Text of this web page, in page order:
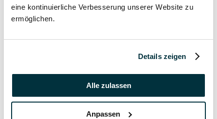
eine kontinuierliche Verbesserung unserer Website zu
ermöglichen.
Details zeigen
Alle zulassen
Anpassen
17 August 2022
Was dürfen Katzen nicht essen?
Katzen
Vitamin B für den Hund: Für was ist es wichtig?
Hunde